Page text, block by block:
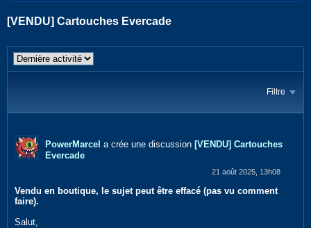
[VENDU] Cartouches Evercade
Filtre
PowerMarcel a crée une discussion [VENDU] Cartouches
Evercade
21 août 2025, 13h08
Vendu en boutique, le sujet peut être effacé (pas vu comment
faire).
Salut,